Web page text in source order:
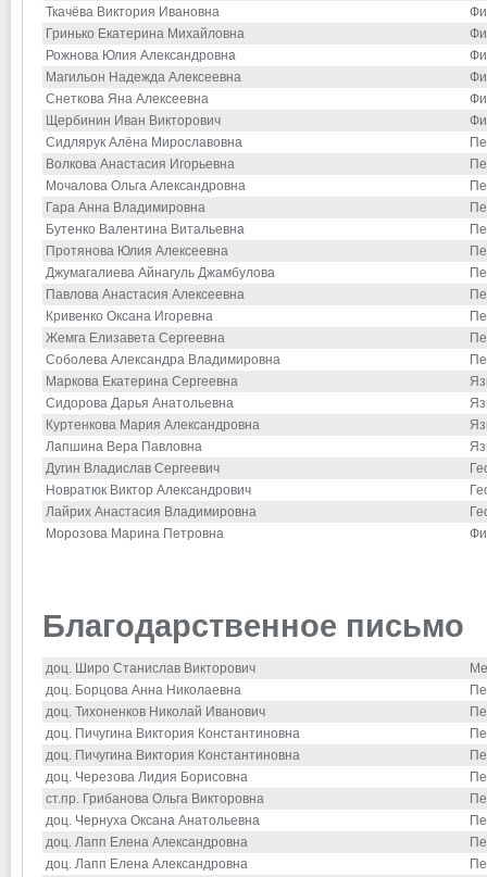
Ткачёва Виктория Ивановна
Гринько Екатерина Михайловна
Рожнова Юлия Александровна
Магильон Надежда Алексеевна
Снеткова Яна Алексеевна
Щербинин Иван Викторович
Сидлярук Алёна Мирославовна
Волкова Анастасия Игорьевна
Мочалова Ольга Александровна
Гара Анна Владимировна
Бутенко Валентина Витальевна
Протянова Юлия Алексеевна
Джумагалиева Айнагуль Джамбулова
Павлова Анастасия Алексеевна
Кривенко Оксана Игоревна
Жемга Елизавета Сергеевна
Соболева Александра Владимировна
Маркова Екатерина Сергеевна
Сидорова Дарья Анатольевна
Куртенкова Мария Александровна
Лапшина Вера Павловна
Дугин Владислав Сергеевич
Новратюк Виктор Александрович
Лайрих Анастасия Владимировна
Морозова Марина Петровна
Благодарственное письмо
доц. Широ Станислав Викторович
доц. Борцова Анна Николаевна
доц. Тихоненков Николай Иванович
доц. Пичугина Виктория Константиновна
доц. Пичугина Виктория Константиновна
доц. Черезова Лидия Борисовна
ст.пр. Грибанова Ольга Викторовна
доц. Чернуха Оксана Анатольевна
доц. Лапп Елена Александровна
доц. Лапп Елена Александровна